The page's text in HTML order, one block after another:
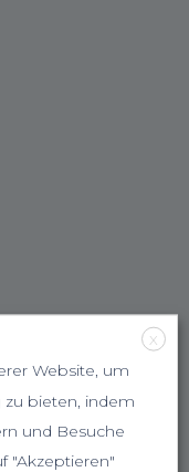
X
Website, um
zu bieten, indem
und Besuche
"Akzeptieren"